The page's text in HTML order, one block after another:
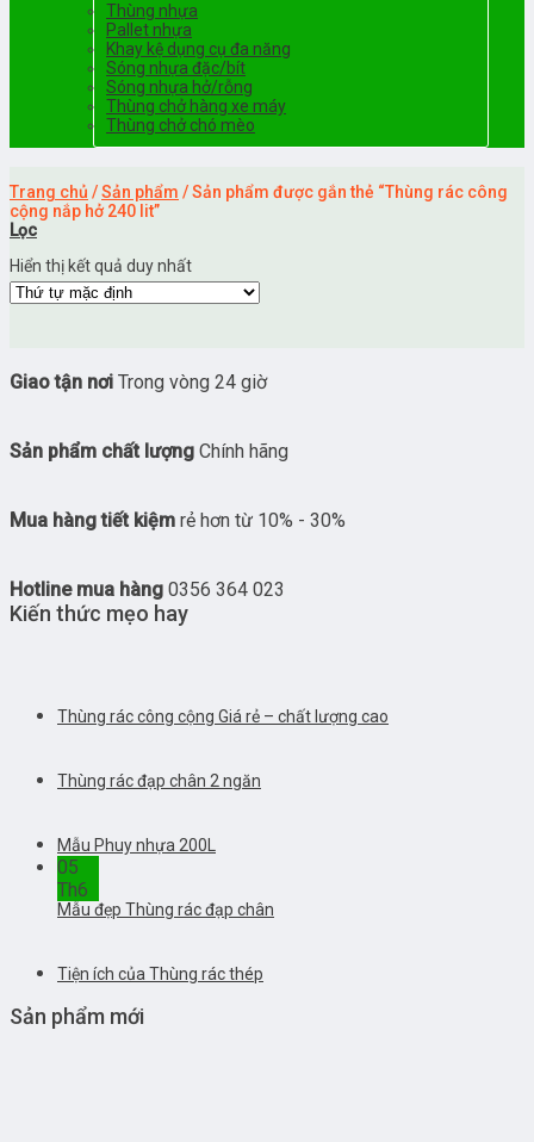
Thùng nhựa
Pallet nhựa
Khay kệ dụng cụ đa năng
Sóng nhựa đặc/bít
Sóng nhựa hở/rỗng
Thùng chở hàng xe máy
Thùng chở chó mèo
Trang chủ /Sản phẩm /Sản phẩm được gắn thẻ “Thùng rác công
cộng nắp hở 240 lit”
Lọc
Hiển thị kết quả duy nhất
Giao tận nơi Trong vòng 24 giờ
Sản phẩm chất lượng Chính hãng
Mua hàng tiết kiệm rẻ hơn từ 10% - 30%
Hotline mua hàng 0356 364 023
Kiến thức mẹo hay
Thùng rác công cộng Giá rẻ – chất lượng cao
Thùng rác đạp chân 2 ngăn
Mẫu Phuy nhựa 200L
05
Th6
Mẫu đẹp Thùng rác đạp chân
Tiện ích của Thùng rác thép
Sản phẩm mới